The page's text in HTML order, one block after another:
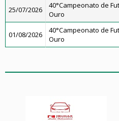
25/07/2026
40°Campeonato de
Ouro
01/08/2026
40°Campeonato de
Ouro